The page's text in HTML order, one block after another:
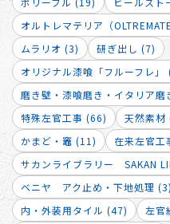
オルトレマテリア（
ムラリオ (3)
研ぎ出し (7)
オリジナル漆喰「フルーフレ」
磨き壁・漆喰磨き・イタリア
特殊左官工事 (66)
天然素材
かまど・竈 (11)
在来左官工
サカンライブラリー SAKAN
ベニヤ アク止め・下地処理 (3)
内・外装用タイル (47)
左官